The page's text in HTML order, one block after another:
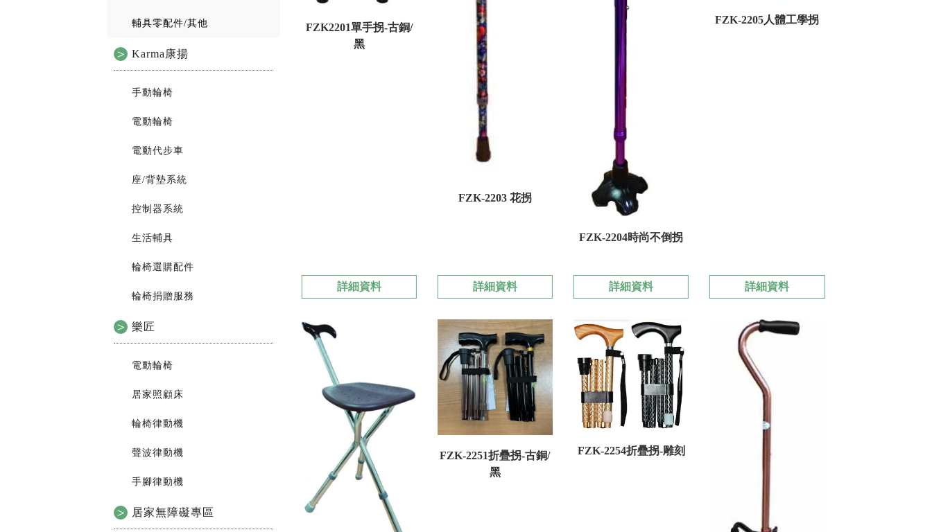
輔具零配件/其他
Karma康揚
手動輪椅
電動輪椅
電動代步車
座/背墊系統
控制器系統
生活輔具
輪椅選購配件
輪椅捐贈服務
樂匠
電動輪椅
居家照顧床
輪椅律動機
聲波律動機
手腳律動機
居家無障礙專區
FZK2201單手拐-古銅/
黑
詳細資料
FZK-2203 花拐
詳細資料
FZK-2204時尚不倒拐
詳細資料
FZK-2205人體工學拐
詳細資料
FZK-2251折疊拐-古銅/
黑
FZK-2254折疊拐-雕刻